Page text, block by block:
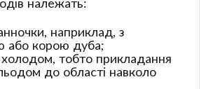
наприклад, з
або корою дуба;
холодом, тобто прикладання
до області навколо